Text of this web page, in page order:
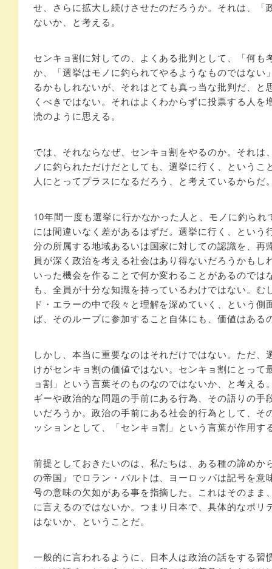
せ、さらに拡大し続けさせたのだろうか。それは、
ないか、と考える。
センキョ割に対しての、よくある批判として、「何
か、「選挙はモノに釣られてやるようなものではな
るかもしれないが、それはとても真っ当な批判だ、
くべきではない。それはよくわからずに投票する人
涜のように思える。
では、それならなぜ、センキョ割をやるのか。それ
ノに釣られただけだとしても、選挙に行く、という
人にとってプラスになるだろう、と考えているからだ
10年間一度も選挙に行かなかった人と、モノに釣ら
には間違いなく差があるはずだ。選挙に行く、とい
分の所属する地域あるいは国家に対しての認識を、
員が深く政治を考える社会はあり得ないだろうかも
いった機会を作ることで何か変わることがあるので
も、全員が十分な知識を持っているわけではない。
ド・エラーの中で段々と理解を深めていく、という
ば、そのループに参加すること自体にも、価値はある
しかし、本当に重要なのはそれだけではない。ただ
けがセンキョ割の価値ではない。センキョ割にとっ
ョ割」という言葉そのものなのではないか、と考え
ギーや政治的な問題の手前にある行為、その語りの
いだろうか。政治の手前にある社会的行為として、
ッションとして、「センキョ割」という言葉が作用す
前提としておきたいのは、私たちは、ある種の諦め
の帝国』でロラン・バルトは、ヨーロッパは記号を
号の意味の欠如がある事を指摘した。これはそのま
に言えるのではないか。つまり日本で、具体的なポ
はないか、ということだ。
一般的に言われるように、日本人は政治の話をする